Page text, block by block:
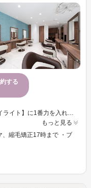
する
もっと見る
縮毛矯正17時まで ・ブ